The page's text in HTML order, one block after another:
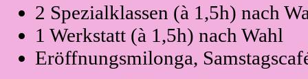
2 Spezialklassen (à 1,5h) nach
1 Werkstatt (à 1,5h) nach Wahl
Eröffnungsmilonga,